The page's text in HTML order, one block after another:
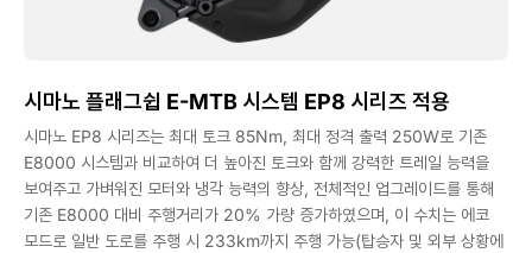
시마노 플래그쉽 E-MTB 시스템 EP8 시리즈 적용
시마노 EP8 시리즈는 최대 토크 85Nm, 최대 정격 출력 250W로 기존
E8000 시스템과 비교하여 더 높아진 토크와 함께 강력한 트레일 능력을
보여주고 가벼워진 모터와 냉각 능력의 향상, 전체적인 업그레이드를 통해
기존 E8000 대비 주행거리가 20% 가량 증가하였으며, 이 수치는 에코
모드로 일반 도로를 주행 시 233km까지 주행 가능(탑승자 및 외부 상황에